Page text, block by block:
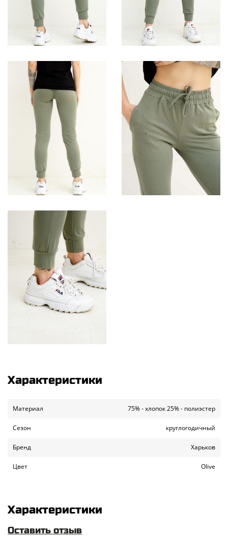
Характеристики
Материал 75% - хлопок 25% - полиэстер
Сезон круглогодичный
Бренд Харьков
Цвет Olive
Характеристики
Оставить отзыв